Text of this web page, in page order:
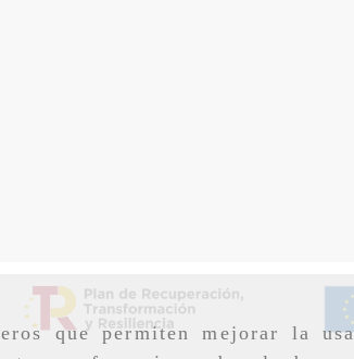
que permiten mejorar la